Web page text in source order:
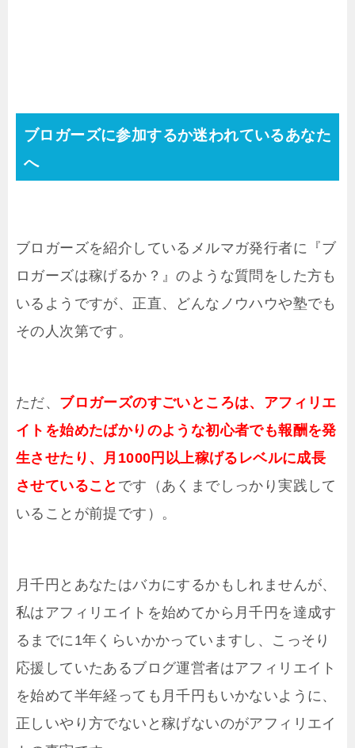
ブロガーズに参加するか迷われているあなた
へ
ブロガーズを紹介しているメルマガ発行者に『ブ
ロガーズは稼げるか？』のような質問をした方も
いるようですが、正直、どんなノウハウや塾でも
その人次第です。
ただ、 ブロガーズのすごいところは、アフィリエ
イトを始めたばかりのような初心者でも報酬を発
生させたり、月1000円以上稼げるレベルに成長
させていること です（あくまでしっかり実践して
いることが前提です）。
月千円とあなたはバカにするかもしれませんが、
私はアフィリエイトを始めてから月千円を達成す
るまでに1年くらいかかっていますし、こっそり
応援していたあるブログ運営者はアフィリエイト
を始めて半年経っても月千円もいかないように、
正しいやり方でないと稼げないのがアフィリエイ